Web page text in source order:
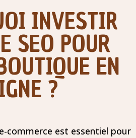
INVESTIR
SEO POUR
EN
?
commerce est essentiel pour